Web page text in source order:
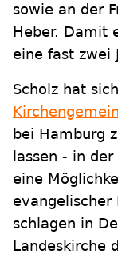
sowie an der
Heber. Damit
eine fast zwei
Scholz hat
bei Hamburg
lassen - in der
eine
evangelischer
schlagen in
Landeskirche